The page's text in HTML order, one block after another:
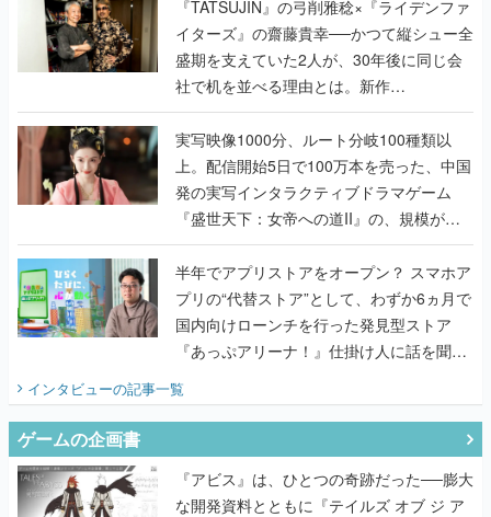
く
『TATSUJIN』の弓削雅稔×『ライデンファ
イターズ』の齋藤貴幸──かつて縦シュー全
盛期を支えていた2人が、30年後に同じ会
社で机を並べる理由とは。新作
『TATSUJIN EXTREME』で初タッグを組
んだレジェンド2人に訊く開発秘話
実写映像1000分、ルート分岐100種類以
上。配信開始5日で100万本を売った、中国
発の実写インタラクティブドラマゲーム
『盛世天下：女帝への道II』の、規模が違
うこだわりをプロデューサーに聞いた
半年でアプリストアをオープン？ スマホア
プリの“代替ストア”として、わずか6ヵ月で
国内向けローンチを行った発見型ストア
『あっぷアリーナ！』仕掛け人に話を聞い
インタビューの記事一覧
ゲームの企画書
『アビス』は、ひとつの奇跡だった──膨大
な開発資料とともに『テイルズ オブ ジ ア